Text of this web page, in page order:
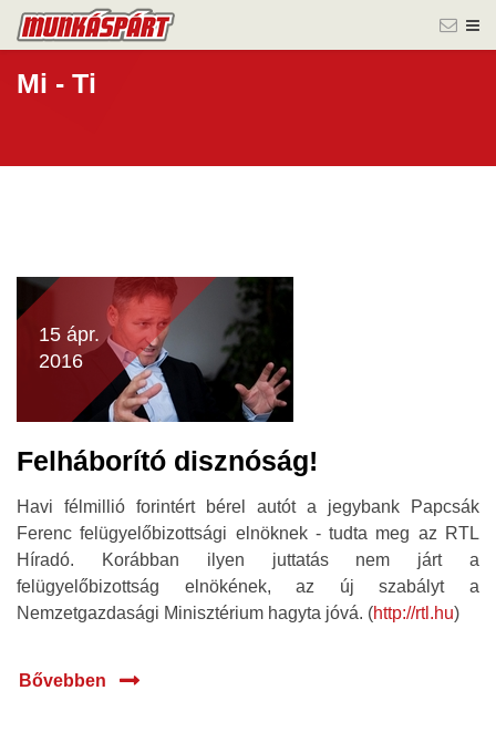
Mi - Ti
15 ápr.
2016
Felháborító disznóság!
Havi félmillió forintért bérel autót a jegybank Papcsák
Ferenc felügyelőbizottsági elnöknek - tudta meg az RTL
Híradó. Korábban ilyen juttatás nem járt a
felügyelőbizottság elnökének, az új szabályt a
Nemzetgazdasági Minisztérium hagyta jóvá. (http://rtl.hu)
Bővebben